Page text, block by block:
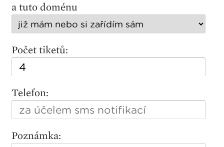
a tuto doménu
Počet tiketů:
Telefon:
Poznámka: